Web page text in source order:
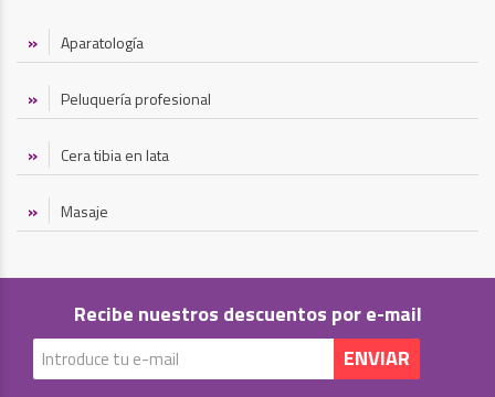
Aparatología
Peluquería profesional
Cera tibia en lata
Masaje
Recibe nuestros descuentos por e-mail